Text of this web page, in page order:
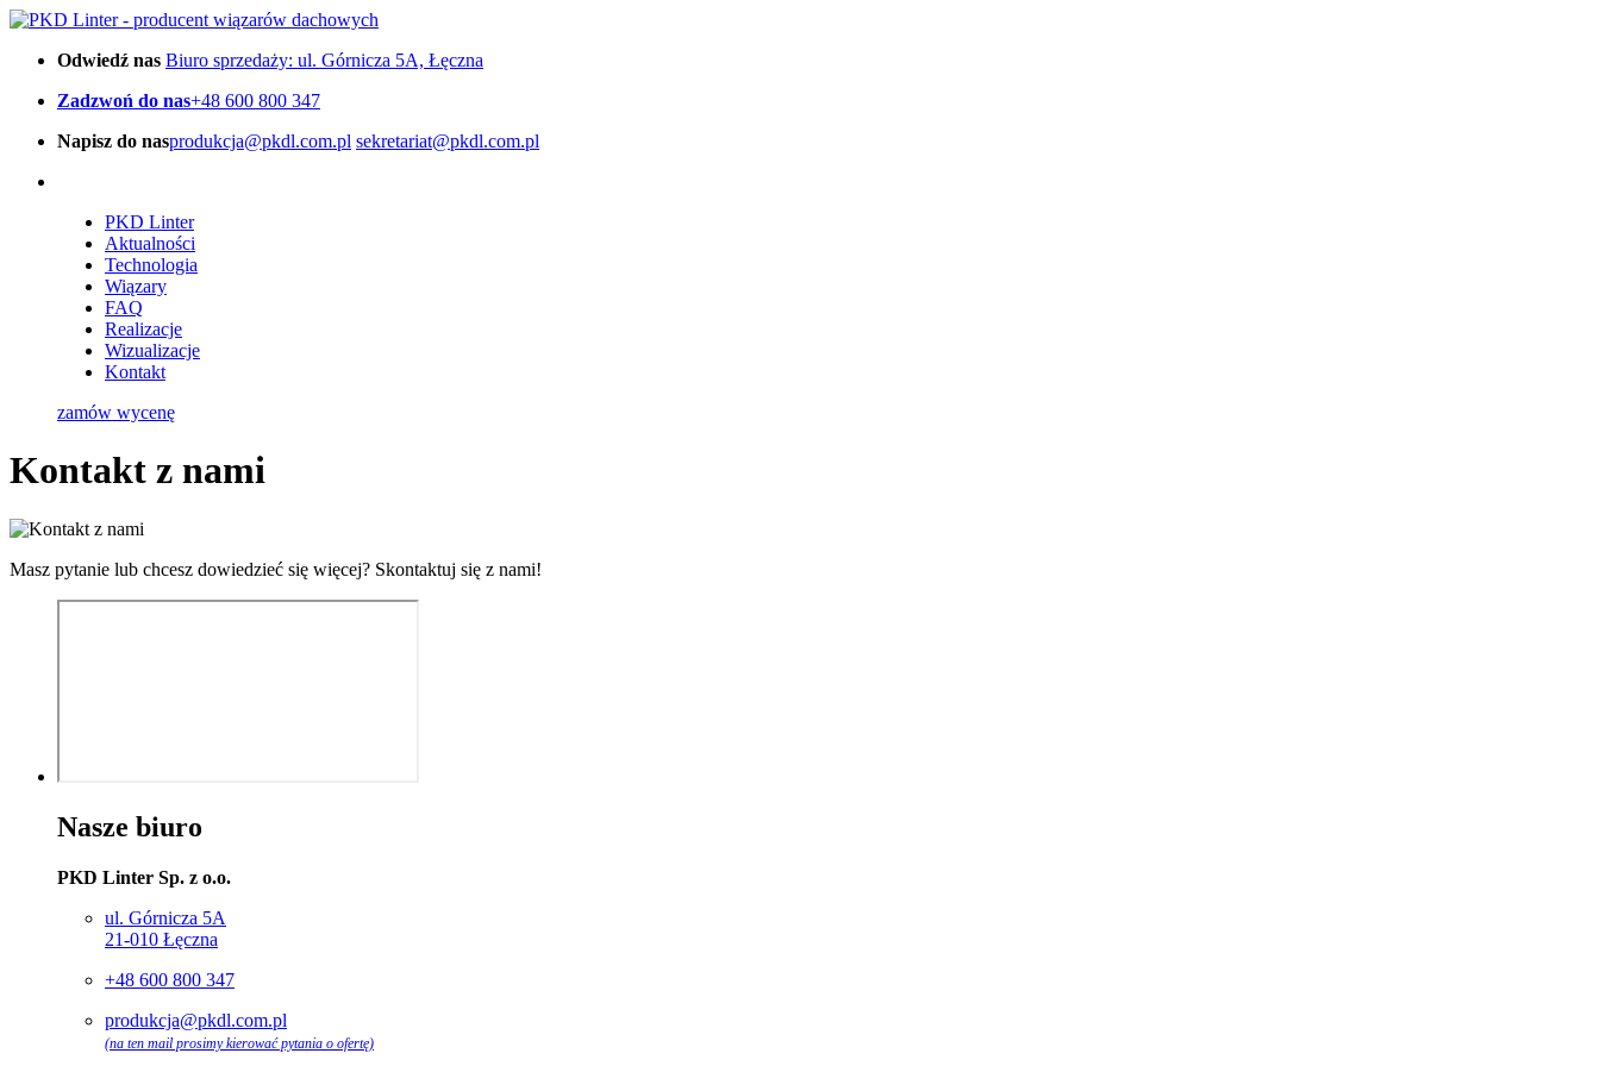
Odwiedź nas Biuro sprzedaży: ul. Górnicza 5A, Łęczna
Zadzwoń do nas+48 600 800 347
Napisz do nasprodukcja@pkdl.com.pl sekretariat@pkdl.com.pl
PKD Linter
Aktualności
Technologia
Wiązary
FAQ
Realizacje
Wizualizacje
Kontakt
zamów wycenę
Kontakt z nami
Masz pytanie lub chcesz dowiedzieć się więcej? Skontaktuj się z nami!
Nasze biuro
PKD Linter Sp. z o.o.
ul. Górnicza 5A
21-010 Łęczna
+48 600 800 347
produkcja@pkdl.com.pl
(na ten mail prosimy kierować pytania o ofertę)